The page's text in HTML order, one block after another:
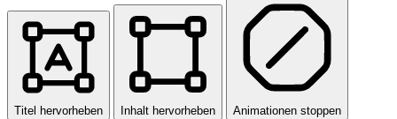
Titel hervorheben Inhalt hervorheben Animationen stoppen